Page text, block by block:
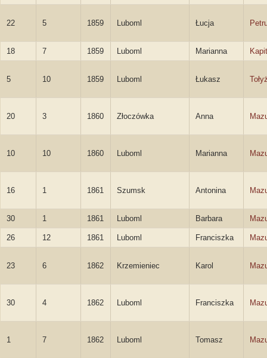
22 5 1859 Luboml Łucja
18 7 1859 Luboml Marianna
5 10 1859 Luboml Łukasz
20 3 1860 Złoczówka Anna
10 10 1860 Luboml Marianna
16 1 1861 Szumsk Antonina
30 1 1861 Luboml Barbara
26 12 1861 Luboml Franciszka
23 6 1862 Krzemieniec Karol
30 4 1862 Luboml Franciszka
1 7 1862 Luboml Tomasz